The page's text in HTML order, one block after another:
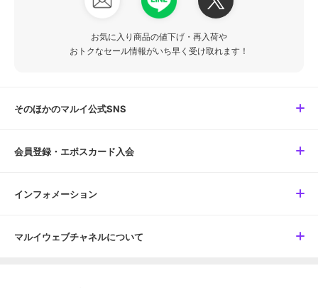
お気に入り商品の値下げ・再入荷や
おトクなセール情報がいち早く受け取れます！
そのほかのマルイ公式SNS
会員登録・エポスカード入会
インフォメーション
マルイウェブチャネルについて